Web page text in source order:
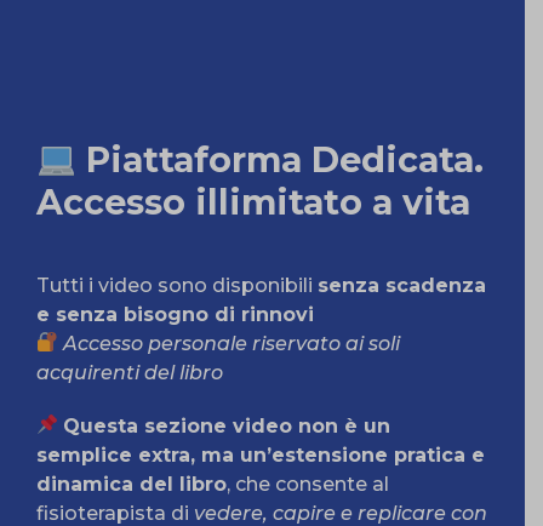
Piattaforma Dedicata.
Accesso illimitato a vita
Tutti i video sono disponibili senza scadenza
e senza bisogno di rinnovi
Accesso personale riservato ai soli
acquirenti del libro
Questa sezione video non è un
semplice extra, ma un’estensione pratica e
dinamica del libro, che consente al
fisioterapista di vedere, capire e replicare con